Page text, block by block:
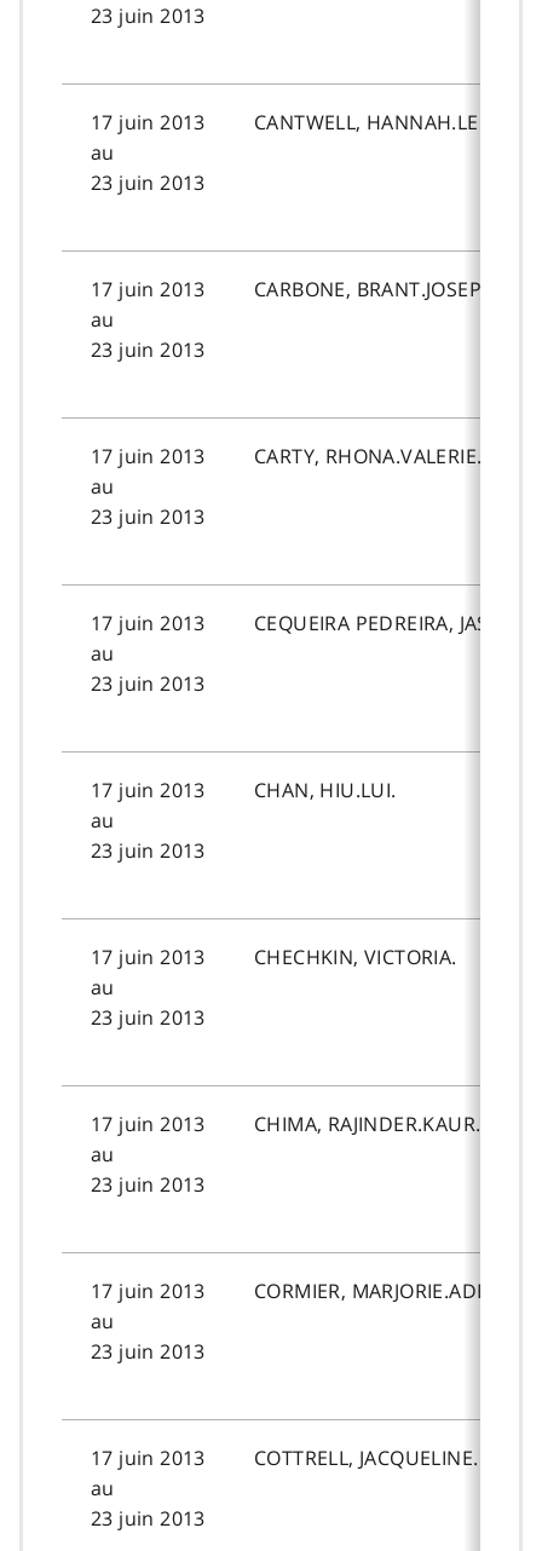
23 juin 2013
17 juin 2013
au
23 juin 2013
CANTWELL, HANNAH.LEE.
17 juin 2013
au
23 juin 2013
CARBONE, BRANT.JOSEPH.
17 juin 2013
au
23 juin 2013
CARTY, RHONA.VALERIE.
17 juin 2013
au
23 juin 2013
CEQUEIRA PEDREIRA, JASON.
17 juin 2013
au
23 juin 2013
CHAN, HIU.LUI.
17 juin 2013
au
23 juin 2013
CHECHKIN, VICTORIA.
17 juin 2013
au
23 juin 2013
CHIMA, RAJINDER.KAUR.
17 juin 2013
au
23 juin 2013
CORMIER, MARJORIE.ADELICE.
17 juin 2013
au
23 juin 2013
COTTRELL, JACQUELINE.